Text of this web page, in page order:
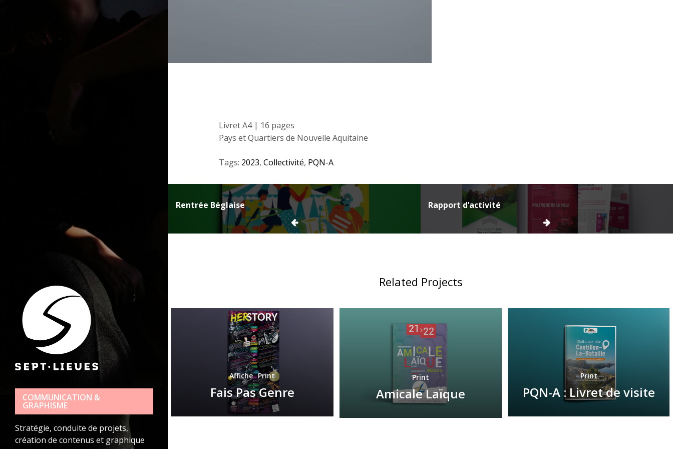
COMMUNICATION &
GRAPHISME
Stratégie, conduite de projets,
création de contenus et graphique
Livret A4 | 16 pages
Pays et Quartiers de Nouvelle Aquitaine
Tags: 2023, Collectivité, PQN-A
Navigation
de
Rentrée Béglaise Rapport d’activité
Related Projects
Affiche Print
Fais Pas Genre
Print
Amicale Laïque
Print
PQN-A : Livret de visite